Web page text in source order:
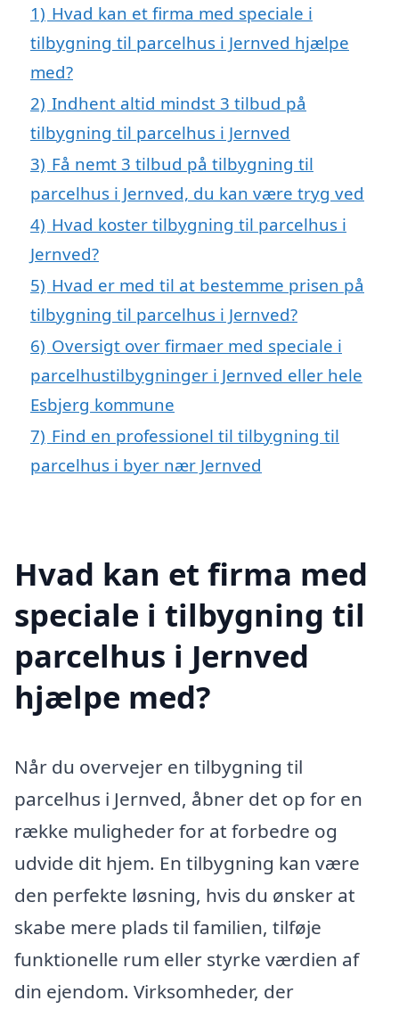
1) Hvad kan et firma med speciale i
tilbygning til parcelhus i Jernved hjælpe
med?
2) Indhent altid mindst 3 tilbud på
tilbygning til parcelhus i Jernved
3) Få nemt 3 tilbud på tilbygning til
parcelhus i Jernved, du kan være tryg ved
4) Hvad koster tilbygning til parcelhus i
Jernved?
5) Hvad er med til at bestemme prisen på
tilbygning til parcelhus i Jernved?
6) Oversigt over firmaer med speciale i
parcelhustilbygninger i Jernved eller hele
Esbjerg kommune
7) Find en professionel til tilbygning til
parcelhus i byer nær Jernved
Hvad kan et firma med
speciale i tilbygning til
parcelhus i Jernved
hjælpe med?
Når du overvejer en tilbygning til
parcelhus i Jernved, åbner det op for en
række muligheder for at forbedre og
udvide dit hjem. En tilbygning kan være
den perfekte løsning, hvis du ønsker at
skabe mere plads til familien, tilføje
funktionelle rum eller styrke værdien af
din ejendom. Virksomheder, der